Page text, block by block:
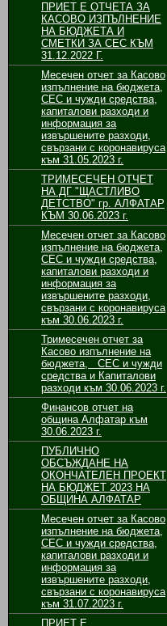
ПРИЕТ Е ОТЧЕТА ЗА
КАСОВО ИЗПЪЛНЕНИЕ
НА БЮДЖЕТА И
СМЕТКИ ЗА СЕС КЪМ
31.12.2022 Г.
Месечен отчет за Касово
изпълнение на бюджета,
СЕС и чужди средства,
капиталови разходи и
информация за
извършените разходи,
свързани с коронавируса
към 31.05.2023 г.
ТРИМЕСЕЧЕН ОТЧЕТ
НА ДГ "ЩАСТЛИВО
ДЕТСТВО" гр. АЛФАТАР
КЪМ 30.06.2023 г.
Месечен отчет за Касово
изпълнение на бюджета,
СЕС и чужди средства,
капиталови разходи и
информация за
извършените разходи,
свързани с коронавируса
към 30.06.2023 г.
Тримесечен отчет за
Касово изпълнение на
бюджета, СЕС и чужди
средства и Капиталови
разходи към 30.06.2023 г.
Финансов отчет на
община Алфатар към
30.06.2023 г.
ПУБЛИЧНО
ОБСЪЖДАНЕ НА
ОКОНЧАТЕЛЕН ПРОЕКТ
НА БЮДЖЕТ 2023 НА
ОБЩИНА АЛФАТАР
Месечен отчет за Касово
изпълнение на бюджета,
СЕС и чужди средства,
капиталови разходи и
информация за
извършените разходи,
свързани с коронавируса
към 31.07.2023 г.
ПРИЕТ Е